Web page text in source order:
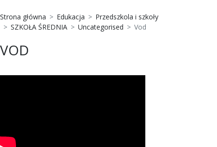
Strona główna Edukacja
Przedszkola i szkoły
SZKOŁA ŚREDNIA
Uncategorised Vod
VOD